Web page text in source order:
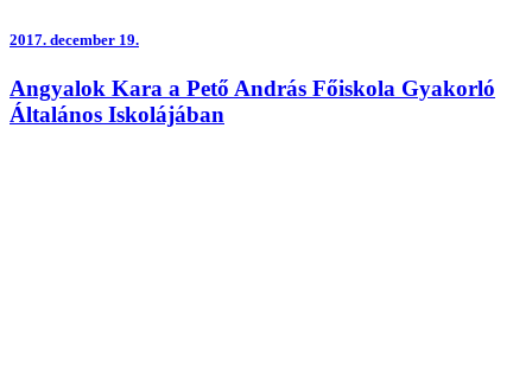
2017. december 19.
Angyalok Kara a Pető András Főiskola Gyakorló
Általános Iskolájában